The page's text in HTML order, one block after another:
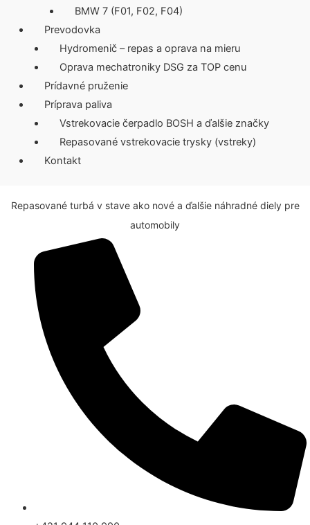
BMW 7 (F01, F02, F04)
Prevodovka
Hydromenič – repas a oprava na mieru
Oprava mechatroniky DSG za TOP cenu
Prídavné pruženie
Príprava paliva
Vstrekovacie čerpadlo BOSH a ďalšie značky
Repasované vstrekovacie trysky (vstreky)
Kontakt
Repasované turbá v stave ako nové a ďalšie náhradné diely pre
automobily